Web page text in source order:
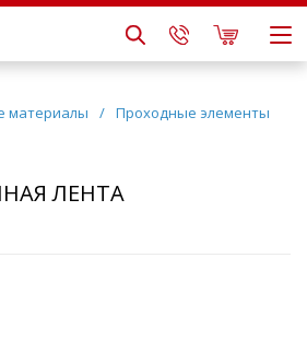
материалы / Проходные элементы
ЛЕНТА